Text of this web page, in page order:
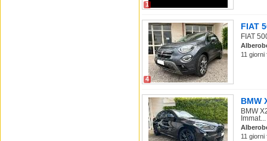
1
4
FIAT
FIAT
11
BMW
BMW
Immat...
11